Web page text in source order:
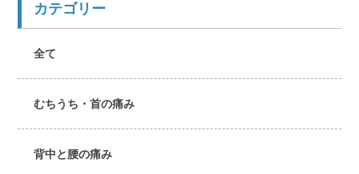
カテゴリー
全て
むちうち・首の痛み
背中と腰の痛み